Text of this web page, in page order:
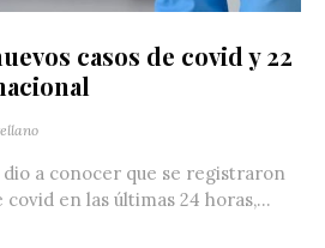
casos de covid y 22
a conocer que se registraron
covid en las últimas 24 horas,...